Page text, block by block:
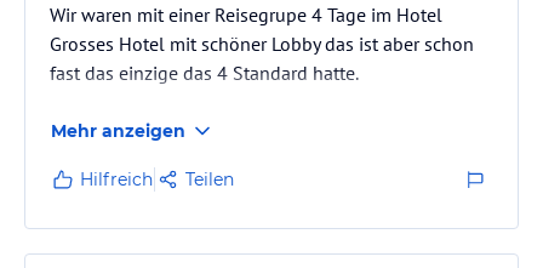
Wir waren mit einer Reisegrupe 4 Tage im Hotel
Grosses Hotel mit schöner Lobby das ist aber schon
fast das einzige das 4 Standard hatte.
Mehr anzeigen
Hilfreich Teilen